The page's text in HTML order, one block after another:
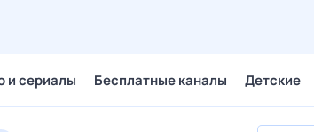
и сериалы Бесплатные каналы Детские